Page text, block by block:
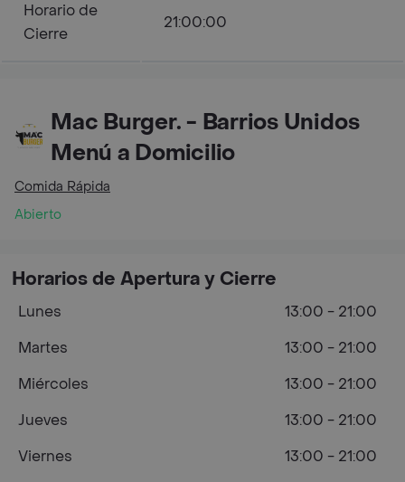
Horario de
Cierre
21:00:00
Mac Burger. - Barrios Unidos
Menú a Domicilio
Comida Rápida
Abierto
Horarios de Apertura y Cierre
Lunes
13:00 - 21:00
Martes
13:00 - 21:00
Miércoles
13:00 - 21:00
Jueves
13:00 - 21:00
Viernes
13:00 - 21:00